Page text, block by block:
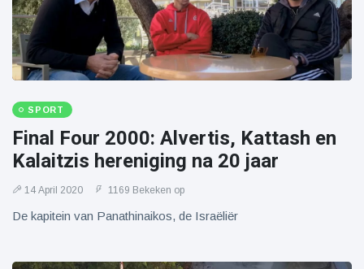
SPORT
Final Four 2000: Alvertis, Kattash en
Kalaitzis hereniging na 20 jaar
14 April 2020 1169 Bekeken op
De kapitein van Panathinaikos, de Israëliër